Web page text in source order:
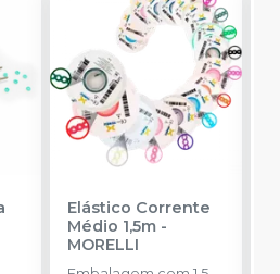
Elástico Corrente
Médio 1,5m-
MORELLI